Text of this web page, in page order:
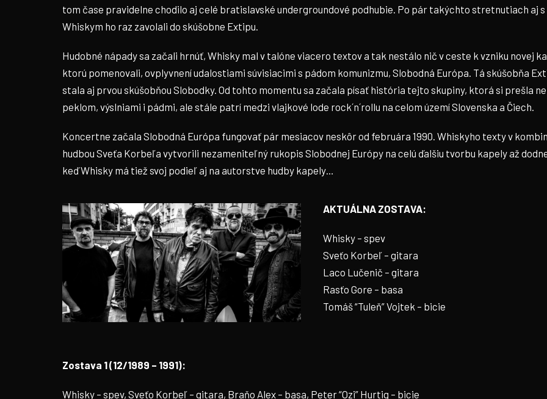
tom čase pravidelne chodilo aj celé bratislavské undergroundové podhubie. Po pár takýchto stretnutiach aj s
Whiskym ho raz zavolali do skúšobne Extipu.
Hudobné nápady sa začali hrnúť, Whisky mal v talóne viacero textov a tak nestálo nič v ceste k vzniku novej
ktorú pomenovali, ovplyvnení udalostiami súvisiacimi s pádom komunizmu, Slobodná Európa. Tá skúšobňa
stala aj prvou skúšobňou Slobodky. Od tohto momentu sa začala písať história tejto skupiny, ktorá si prešla
peklom, výslniami i pádmi, ale stále patrí medzi vlajkové lode rock´n´rollu na celom území Slovenska a Čiech.
Koncertne začala Slobodná Európa fungovať pár mesiacov neskôr od februára 1990. Whiskyho texty v
hudbou Sveťa Korbeľa vytvorili nezameniteľný rukopis Slobodnej Európy na celú ďalšiu tvorbu kapely až
keď Whisky má tiež svoj podieľ aj na autorstve hudby kapely…
AKTUÁLNA ZOSTAVA:
Whisky – spev
Sveťo Korbeľ – gitara
Laco Lučenič – gitara
Rasťo Gore – basa
Tomáš “Tuleň” Vojtek – bicie
Zostava 1 (12/1989 – 1991):
Whisky – spev, Sveťo Korbeľ – gitara, Braňo Alex – basa, Peter “Ozi” Hurtig – bicie